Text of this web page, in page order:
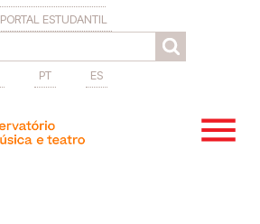
PORTAL ESTUDANTIL
PT ES